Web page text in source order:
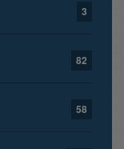
3
82
58